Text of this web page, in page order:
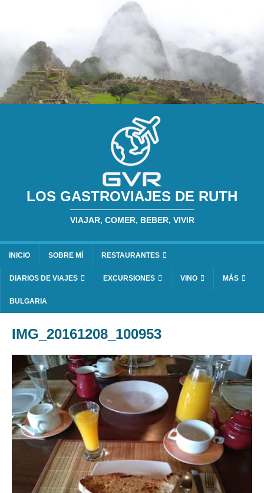
LOS GASTROVIAJES DE RUTH
VIAJAR, COMER, BEBER, VIVIR
INICIO SOBRE MÍ RESTAURANTES
DIARIOS DE VIAJES EXCURSIONES VINO MÁS
BULGARIA
IMG_20161208_100953